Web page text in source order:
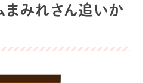
まみれさん追いか